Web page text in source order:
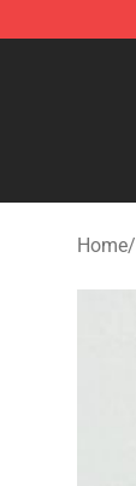
Home/